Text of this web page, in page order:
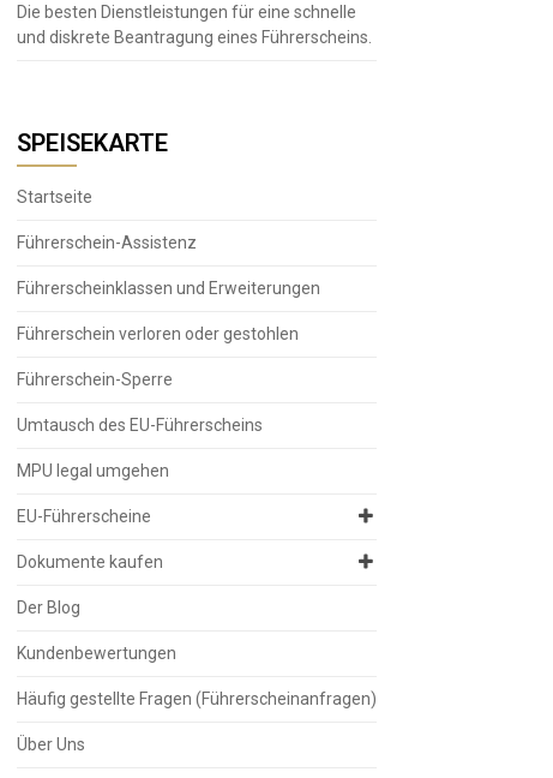
Die besten Dienstleistungen für eine schnelle
und diskrete Beantragung eines Führerscheins.
SPEISEKARTE
Startseite
Führerschein-Assistenz
Führerscheinklassen und Erweiterungen
Führerschein verloren oder gestohlen
Führerschein-Sperre
Umtausch des EU-Führerscheins
MPU legal umgehen
EU-Führerscheine
Dokumente kaufen
Der Blog
Kundenbewertungen
Häufig gestellte Fragen (Führerscheinanfragen)
Über Uns